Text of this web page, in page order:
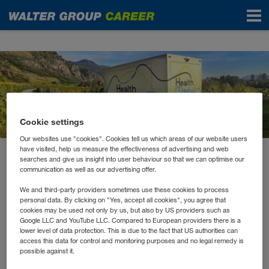
News
September 2023
Das health mobil macht halt
in der WALTER GROUP
Im September hat dashealth mobilan unseren
Standorten in Kufstein und Wiener Neudorf haltgemacht,
Cookie settings
Our websites use "cookies". Cookies tell us which areas of our website users
have visited, help us measure the effectiveness of advertising and web
searches and give us insight into user behaviour so that we can optimise our
communication as well as our advertising offer.
We and third-party providers sometimes use these cookies to process
personal data. By clicking on "Yes, accept all cookies", you agree that
cookies may be used not only by us, but also by US providers such as
Google LLC and YouTube LLC. Compared to European providers there is a
lower level of data protection. This is due to the fact that US authorities can
access this data for control and monitoring purposes and no legal remedy is
possible against it.